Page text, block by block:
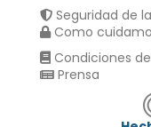
Seguridad de
Como
Condiciones
Prensa